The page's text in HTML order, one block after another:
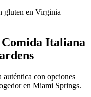
gluten en Virginia
Italiana
auténtica con opciones
en Miami Springs.